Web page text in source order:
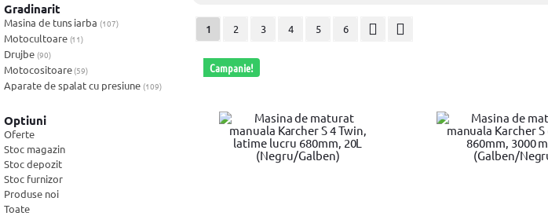
Electrocasnice
Imprimante
Foto & Video
Software
Retelistica
Ingrijire personala
Gradinarit
Masina de tuns iarba (107)
Motocultoare (11)
Drujbe (90)
Motocositoare (59)
Aparate de spalat cu presiune (109)
Motoburghiu pamant & accesorii
Accesorii drujba
Optiuni
Oferte
Stoc magazin
Stoc depozit
Stoc furnizor
Produse noi
Toate
1 2 3 4 5 6
Campanie!